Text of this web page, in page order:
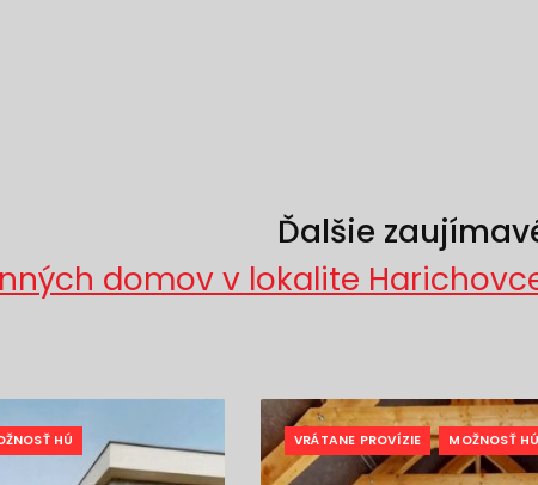
Ďalšie
domov v lokalite
HÚ VRÁTANE PROVÍZIE MOŽNOSŤ HÚ